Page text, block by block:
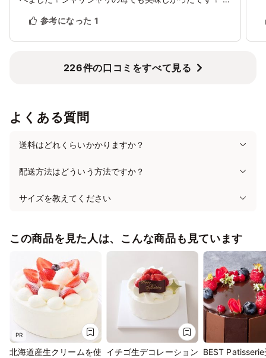
本当に助かりました。
参考になった 1
226件の口コミをすべて見る
よくある質問
送料はどれくらいかかりますか？
配送方法はどういう方法ですか？
サイズを教えてください
この商品を見た人は、こんな商品も見ています
PR
北海道産生クリームを使 イチゴ生デコレーション BEST